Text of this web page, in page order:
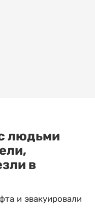
людьми
в
и эвакуировали